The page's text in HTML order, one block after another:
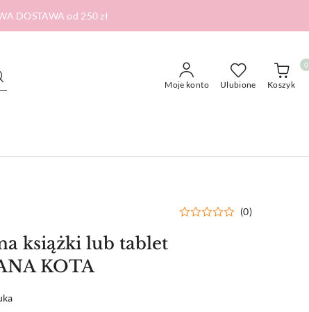
DOSTAWA od 250 zł
Moje konto Ulubione Koszyk
0
(0)
książki lub tablet
KOTA